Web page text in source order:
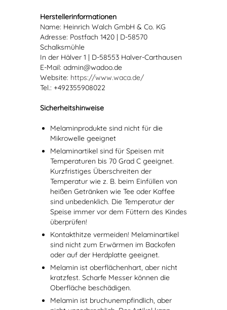
Herstellerinformationen
Name: Heinrich Walch GmbH & Co. KG
Adresse: Postfach 1420 | D-58570
Schalksmühle
In der Hälver 1 | D-58553 Halver-Carthausen
E-Mail: admin@wadoo.de
Website: https://www.waca.de/
Tel.: +492355908022
Sicherheitshinweise
Melaminprodukte sind nicht für die
Mikrowelle geeignet
Melaminartikel sind für Speisen mit
Temperaturen bis 70 Grad C geeignet.
Kurzfristiges Überschreiten der
Temperatur wie z. B. beim Einfüllen von
heißen Getränken wie Tee oder Kaffee
sind unbedenklich. Die Temperatur der
Speise immer vor dem Füttern des Kindes
überprüfen!
Kontakthitze vermeiden! Melaminartikel
sind nicht zum Erwärmen im Backofen
oder auf der Herdplatte geeignet.
Melamin ist oberflächenhart, aber nicht
kratzfest. Scharfe Messer können die
Oberfläche beschädigen.
Melamin ist bruchunempfindlich, aber